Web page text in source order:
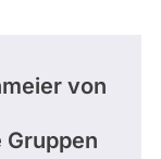
von